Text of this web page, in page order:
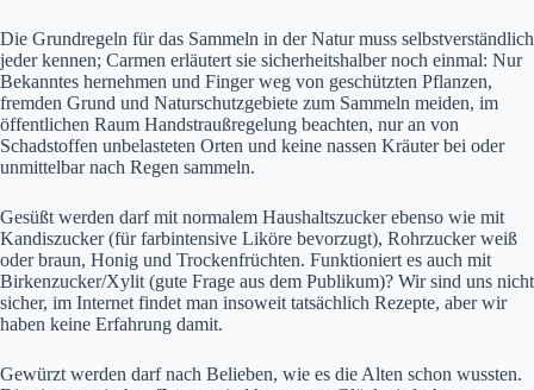
Die Grundregeln für das Sammeln in der Natur muss selbstverständlich
jeder kennen; Carmen erläutert sie sicherheitshalber noch einmal: Nur
Bekanntes hernehmen und Finger weg von geschützten Pflanzen,
fremden Grund und Naturschutzgebiete zum Sammeln meiden, im
öffentlichen Raum Handstraußregelung beachten, nur an von
Schadstoffen unbelasteten Orten und keine nassen Kräuter bei oder
unmittelbar nach Regen sammeln.
Gesüßt werden darf mit normalem Haushaltszucker ebenso wie mit
Kandiszucker (für farbintensive Liköre bevorzugt), Rohrzucker weiß
oder braun, Honig und Trockenfrüchten. Funktioniert es auch mit
Birkenzucker/Xylit (gute Frage aus dem Publikum)? Wir sind uns nicht
sicher, im Internet findet man insoweit tatsächlich Rezepte, aber wir
haben keine Erfahrung damit.
Gewürzt werden darf nach Belieben, wie es die Alten schon wussten.